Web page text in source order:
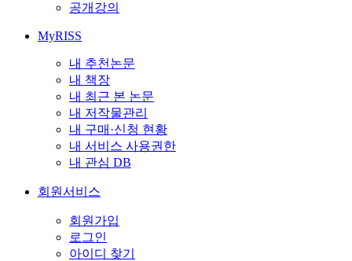
공개강의
MyRISS
내 추천논문
내 책장
내 최근 본 논문
내 저작물관리
내 구매·신청 현황
내 서비스 사용권한
내 관심 DB
회원서비스
회원가입
로그인
아이디 찾기